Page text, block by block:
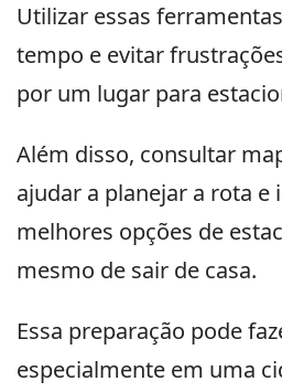
Utilizar essas
tempo e evitar
por um lugar para
Além disso, consultar
ajudar a planejar a rota e
melhores opções de
mesmo de sair de casa.
Essa preparação pode
especialmente em uma